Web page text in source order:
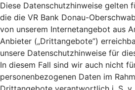
Diese Datenschutzhinweise gelten
die die VR Bank Donau-
von unserem Internetangebot aus
Anbieter („Drittangebote”)
unsere Datenschutzhinweise für
In diesem Fall sind wir auch nicht
personenbezogenen Daten im